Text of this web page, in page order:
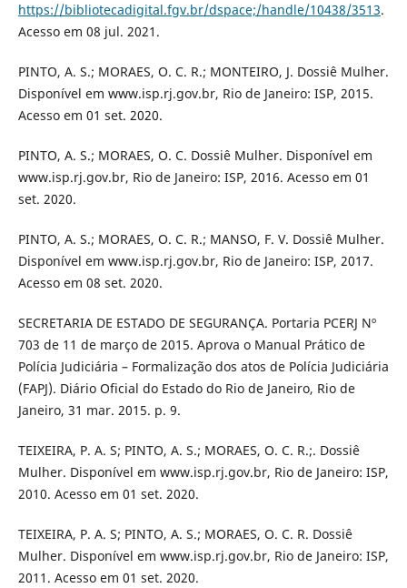
https://bibliotecadigital.fgv.br/dspace;/handle/10438/3513.
Acesso em 08 jul. 2021.
PINTO, A. S.; MORAES, O. C. R.; MONTEIRO, J. Dossiê Mulher.
Disponível em www.isp.rj.gov.br, Rio de Janeiro: ISP, 2015.
Acesso em 01 set. 2020.
PINTO, A. S.; MORAES, O. C. Dossiê Mulher. Disponível em
www.isp.rj.gov.br, Rio de Janeiro: ISP, 2016. Acesso em 01
set. 2020.
PINTO, A. S.; MORAES, O. C. R.; MANSO, F. V. Dossiê Mulher.
Disponível em www.isp.rj.gov.br, Rio de Janeiro: ISP, 2017.
Acesso em 08 set. 2020.
SECRETARIA DE ESTADO DE SEGURANÇA. Portaria PCERJ Nº
703 de 11 de março de 2015. Aprova o Manual Prático de
Polícia Judiciária – Formalização dos atos de Polícia Judiciária
(FAPJ). Diário Oficial do Estado do Rio de Janeiro, Rio de
Janeiro, 31 mar. 2015. p. 9.
TEIXEIRA, P. A. S; PINTO, A. S.; MORAES, O. C. R.;. Dossiê
Mulher. Disponível em www.isp.rj.gov.br, Rio de Janeiro: ISP,
2010. Acesso em 01 set. 2020.
TEIXEIRA, P. A. S; PINTO, A. S.; MORAES, O. C. R. Dossiê
Mulher. Disponível em www.isp.rj.gov.br, Rio de Janeiro: ISP,
2011. Acesso em 01 set. 2020.